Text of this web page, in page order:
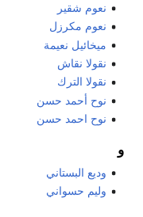
نعوم شقير
نعوم مكرزل
ميخائيل نعيمة
نقولا نقاش
نقولا الترك
نوح أحمد حسن
نوح احمد حسن
و
وديع البستاني
وليم حسواني